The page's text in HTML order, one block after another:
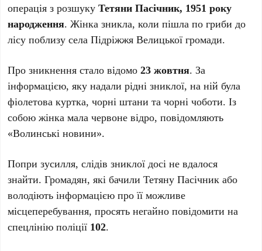
операція з розшукуТетяни Пасічник, 1951 року
народження. Жінка зникла, коли пішла по гриби до
лісу поблизу села Підріжжя Велицької громади.
Про зникнення стало відомо23 жовтня. За
інформацією, яку надали рідні зниклої, на ній була
фіолетова куртка, чорні штани та чорні чоботи. Із
собою жінка мала червоне відро, повідомляють
«Волинські новини».
Попри зусилля, слідів зниклої досі не вдалося
знайти. Громадян, які бачили Тетяну Пасічник або
володіють інформацією про її можливе
місцеперебування, просять негайно повідомити на
спецлінію поліції 102.